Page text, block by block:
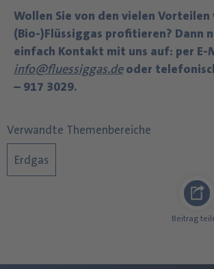
Wollen Sie von den vielen Vorteilen
(Bio-)Flüssiggas profitieren? Dann
einfach Kontakt mit uns auf: per E-
info@fluessiggas.deoder
– 917 3029.
Verwandte Themenbereiche
Erdgas
Beitrag